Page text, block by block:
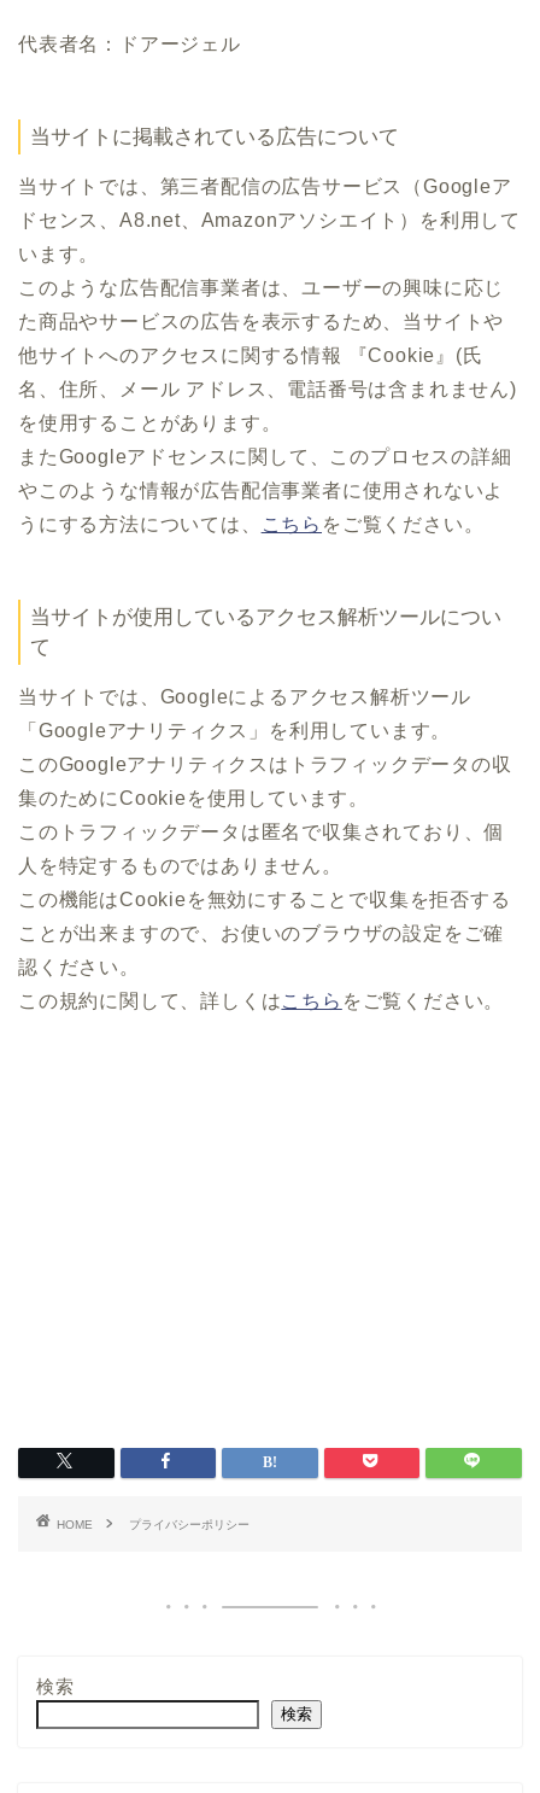
代表者名：ドアージェル
当サイトに掲載されている広告について
当サイトでは、第三者配信の広告サービス（Googleア
ドセンス、A8.net、Amazonアソシエイト）を利用して
います。
このような広告配信事業者は、ユーザーの興味に応じ
た商品やサービスの広告を表示するため、当サイトや
他サイトへのアクセスに関する情報 『Cookie』(氏
名、住所、メール アドレス、電話番号は含まれません)
を使用することがあります。
またGoogleアドセンスに関して、このプロセスの詳細
やこのような情報が広告配信事業者に使用されないよ
うにする方法については、
こちら をご覧ください。
当サイトが使用しているアクセス解析ツールについ
て
当サイトでは、Googleによるアクセス解析ツール
「Googleアナリティクス」を利用しています。
このGoogleアナリティクスはトラフィックデータの収
集のためにCookieを使用しています。
このトラフィックデータは匿名で収集されており、個
人を特定するものではありません。
この機能はCookieを無効にすることで収集を拒否する
ことが出来ますので、お使いのブラウザの設定をご確
認ください。
この規約に関して、詳しくはこちら をご覧ください。
HOME プライバシーポリシー
検索
検索